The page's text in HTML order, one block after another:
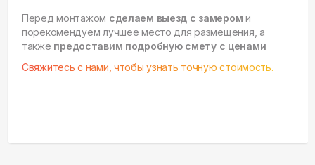
Перед монтажом сделаем выезд с замером и
порекомендуем лучшее место для размещения, а
также предоставим подробную смету с ценами
Свяжитесь с нами, чтобы узнать точную стоимость.